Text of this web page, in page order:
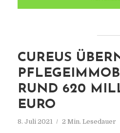
CUREUS
RUND 620
EURO
8. Juli 2021 2 Min. Lesedauer